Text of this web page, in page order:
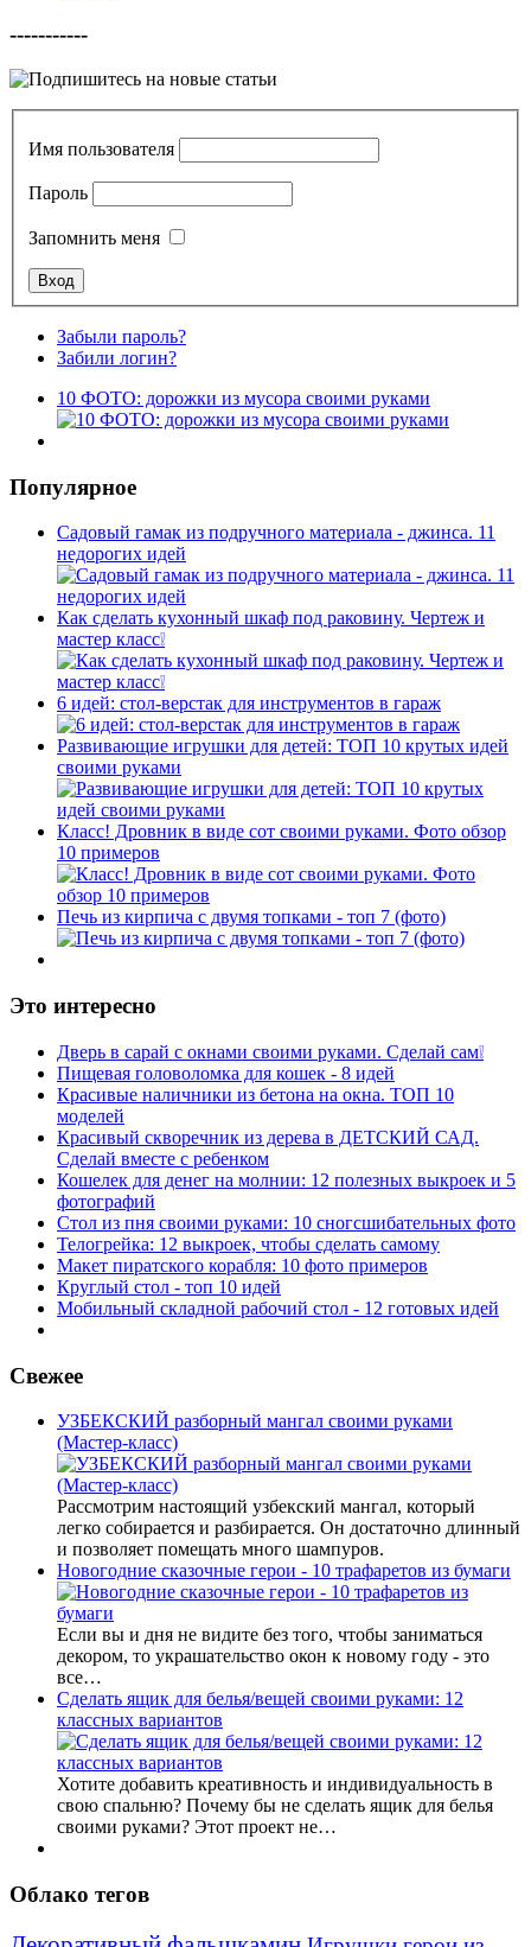
-----------
Имя пользователя
Пароль
Запомнить меня
Забыли пароль?
Забили логин?
10 ФОТО: дорожки из мусора своими руками
Популярное
Садовый гамак из подручного материала - джинса. 11
недорогих идей
Как сделать кухонный шкаф под раковину. Чертеж и
мастер класс❕
6 идей: стол-верстак для инструментов в гараж
Развивающие игрушки для детей: ТОП 10 крутых идей
своими руками
Класс! Дровник в виде сот своими руками. Фото обзор
10 примеров
Печь из кирпича с двумя топками - топ 7 (фото)
Это интересно
Дверь в сарай с окнами своими руками. Сделай сам❕
Пищевая головоломка для кошек - 8 идей
Красивые наличники из бетона на окна. ТОП 10
моделей
Красивый скворечник из дерева в ДЕТСКИЙ САД.
Сделай вместе с ребенком
Кошелек для денег на молнии: 12 полезных выкроек и 5
фотографий
Стол из пня своими руками: 10 сногсшибательных фото
Телогрейка: 12 выкроек, чтобы сделать самому
Макет пиратского корабля: 10 фото примеров
Круглый стол - топ 10 идей
Мобильный складной рабочий стол - 12 готовых идей
Свежее
УЗБЕКСКИЙ разборный мангал своими руками
(Мастер-класс)
Рассмотрим настоящий узбекский мангал, который
легко собирается и разбирается. Он достаточно длинный
и позволяет помещать много шампуров.
Новогодние сказочные герои - 10 трафаретов из бумаги
Если вы и дня не видите без того, чтобы заниматься
декором, то украшательство окон к новому году - это
все…
Сделать ящик для белья/вещей своими руками: 12
классных вариантов
Хотите добавить креативность и индивидуальность в
свою спальню? Почему бы не сделать ящик для белья
своими руками? Этот проект не…
Облако тегов